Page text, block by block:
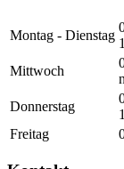
Montag - Dienstag
Mittwoch
Donnerstag
Freitag